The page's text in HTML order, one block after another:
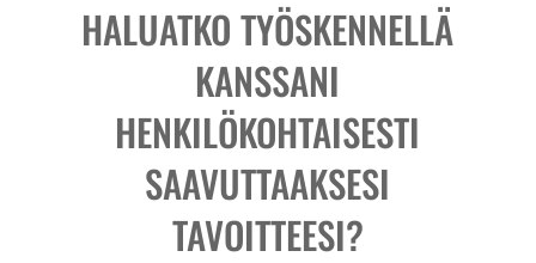
HALUATKO TYÖSKENNELLÄ
KANSSANI
HENKILÖKOHTAISESTI
SAAVUTTAAKSESI
TAVOITTEESI?